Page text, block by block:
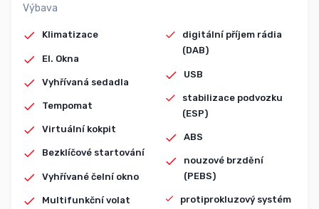
Výbava
Klimatizace
El. Okna
Vyhřívaná sedadla
Tempomat
Virtuální kokpit
Bezklíčové startování
Vyhřívané čelní okno
Multifunkční volat
digitální příjem rádia
(DAB)
USB
stabilizace podvozku
(ESP)
ABS
nouzové brzdění
(PEBS)
protiprokluzový systém